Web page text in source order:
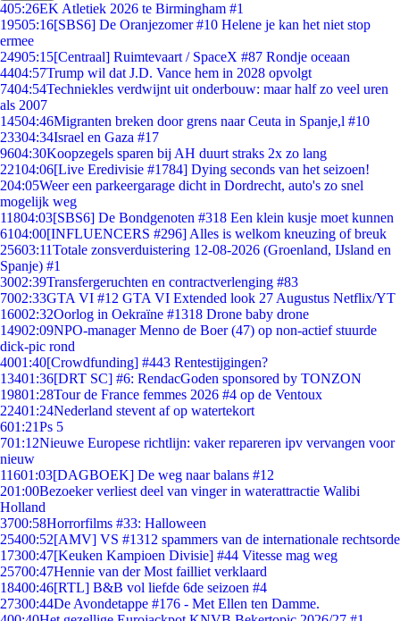
405:26EK Atletiek 2026 te Birmingham #1
19505:16[SBS6] De Oranjezomer #10 Helene je kan het niet stop
ermee
24905:15[Centraal] Ruimtevaart / SpaceX #87 Rondje oceaan
4404:57Trump wil dat J.D. Vance hem in 2028 opvolgt
7404:54Techniekles verdwijnt uit onderbouw: maar half zo veel uren
als 2007
14504:46Migranten breken door grens naar Ceuta in Spanje,l #10
23304:34Israel en Gaza #17
9604:30Koopzegels sparen bij AH duurt straks 2x zo lang
22104:06[Live Eredivisie #1784] Dying seconds van het seizoen!
204:05Weer een parkeergarage dicht in Dordrecht, auto's zo snel
mogelijk weg
11804:03[SBS6] De Bondgenoten #318 Een klein kusje moet kunnen
6104:00[INFLUENCERS #296] Alles is welkom kneuzing of breuk
25603:11Totale zonsverduistering 12-08-2026 (Groenland, IJsland en
Spanje) #1
3002:39Transfergeruchten en contractverlenging #83
7002:33GTA VI #12 GTA VI Extended look 27 Augustus Netflix/YT
16002:32Oorlog in Oekraïne #1318 Drone baby drone
14902:09NPO-manager Menno de Boer (47) op non-actief stuurde
dick-pic rond
4001:40[Crowdfunding] #443 Rentestijgingen?
13401:36[DRT SC] #6: RendacGoden sponsored by TONZON
19801:28Tour de France femmes 2026 #4 op de Ventoux
22401:24Nederland stevent af op watertekort
601:21Ps 5
701:12Nieuwe Europese richtlijn: vaker repareren ipv vervangen voor
nieuw
11601:03[DAGBOEK] De weg naar balans #12
201:00Bezoeker verliest deel van vinger in waterattractie Walibi
Holland
3700:58Horrorfilms #33: Halloween
25400:52[AMV] VS #1312 spammers van de internationale rechtsorde
17300:47[Keuken Kampioen Divisie] #44 Vitesse mag weg
25700:47Hennie van der Most failliet verklaard
18400:46[RTL] B&B vol liefde 6de seizoen #4
27300:44De Avondetappe #176 - Met Ellen ten Damme.